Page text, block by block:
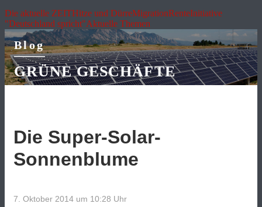
Die aktuelle ZEITHitze und DürreMigrationRenteInitiative
"Deutschland spricht"Aktuelle Themen
Blog
GRÜNE GESCHÄFTE
Die Super-Solar-
Sonnenblume
7. Oktober 2014 um 10:28 Uhr